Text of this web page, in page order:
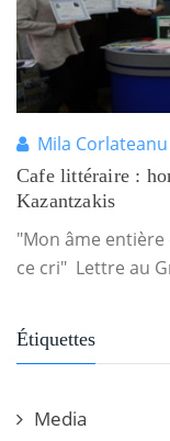
Mila Corlateanu
Cafe littéraire :
Kazantzakis
"Mon âme
ce cri" Lettre au
Étiquettes
Media